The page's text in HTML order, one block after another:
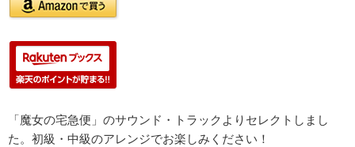
「魔女の宅急便」のサウンド・トラックよりセレクトしまし
た。初級・中級のアレンジでお楽しみください！